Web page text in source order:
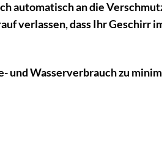
automatisch an die
verlassen, dass Ihr Geschirr
und Wasserverbrauch zu